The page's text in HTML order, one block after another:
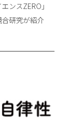
ンスZERO」
研究が紹介